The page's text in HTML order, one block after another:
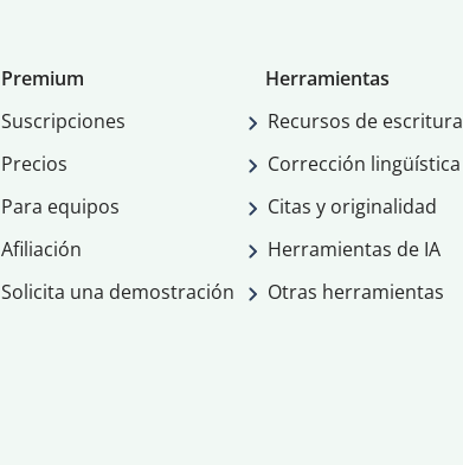
Premium
Suscripciones
Precios
Para equipos
Afiliación
Solicita una demostración
Herramientas
Recursos de escritura
Corrección lingüística
Citas y originalidad
Herramientas de IA
Otras herramientas